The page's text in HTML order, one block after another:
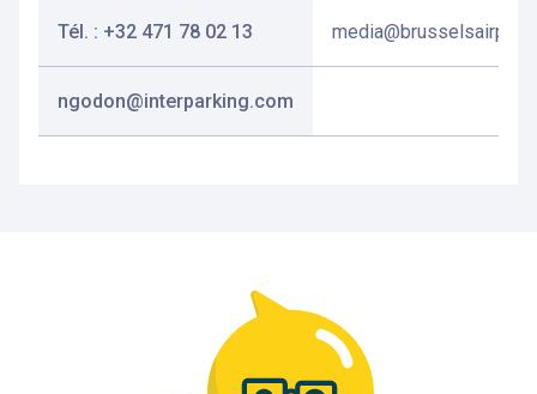
Tél. : +32 471 78 02 13
ngodon@interparking.com